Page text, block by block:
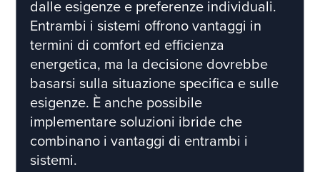
dalle esigenze e preferenze individuali.
Entrambi i sistemi offrono vantaggi in
termini di comfort ed efficienza
energetica, ma la decisione dovrebbe
basarsi sulla situazione specifica e sulle
esigenze. È anche possibile
implementare soluzioni ibride che
combinano i vantaggi di entrambi i
sistemi.